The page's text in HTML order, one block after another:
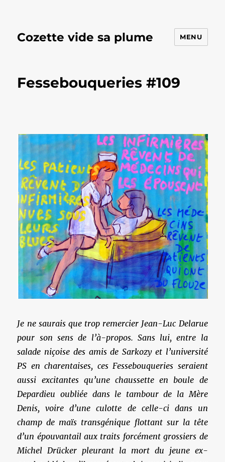
Cozette vide sa plume MENU
Fessebouqueries #109
Je ne saurais que trop remercier Jean-Luc Delarue
pour son sens de l’à-propos. Sans lui, entre la
salade niçoise des amis de Sarkozy et l’université
PS en charentaises, ces Fessebouqueries seraient
aussi excitantes qu’une chaussette en boule de
Depardieu oubliée dans le tambour de la Mère
Denis, voire d’une culotte de celle-ci dans un
champ de maïs transgénique flottant sur la tête
d’un épouvantail aux traits forcément grossiers de
Michel Drücker pleurant la mort du jeune ex-